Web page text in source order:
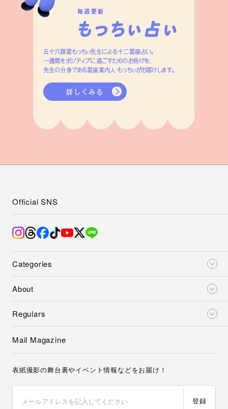
毎週更新
五十六謀星もっちぃ先生による十二星座占い。
一週間をポジティブに過ごすためのお告げを、
先生の分身である星座案内人・もっちぃがお届けします。
詳しくみる
Categories
About
Regulars
Official SNS
Mail Magazine
表紙撮影の舞台裏やイベント情報などをお届け！
登録